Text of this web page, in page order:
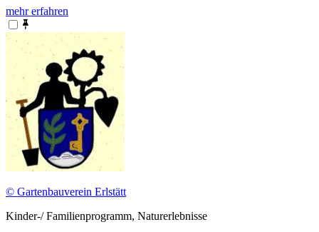
mehr erfahren
© Gartenbauverein Erlstätt
Kinder-/ Familienprogramm, Naturerlebnisse